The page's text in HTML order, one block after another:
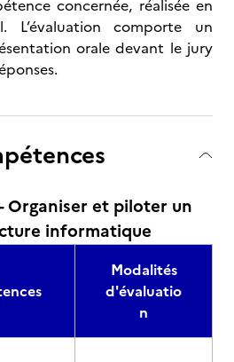
concernée, réalisée en
L’évaluation comporte un
orale devant le jury
Organiser et piloter un
informatique
Modalités
d'évaluatio
n